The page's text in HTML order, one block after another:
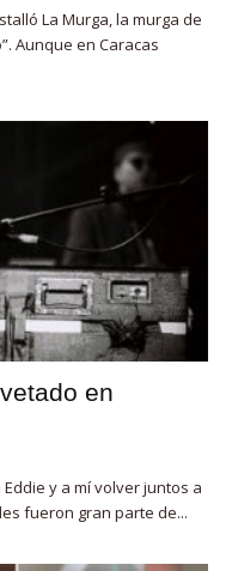
La Murga, la murga de
Aunque en Caracas
en
Eddie y a mí volver juntos a
fueron gran parte de...